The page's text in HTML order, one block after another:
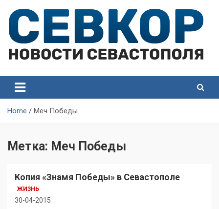
content
Севастополя
Севастополя
Home Меч Победы
Метка: Меч Победы
Копия «Знамя Победы» в Севастополе
ЖИЗНЬ
30-04-2015